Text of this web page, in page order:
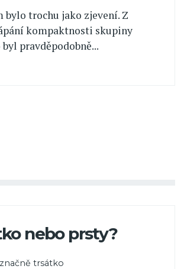
bylo trochu jako zjevení. Z
kompaktnosti skupiny
pravděpodobně...
nebo prsty?
trsátko